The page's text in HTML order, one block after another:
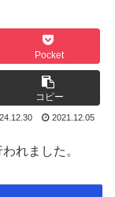
Pocket
コピー
2021.12.05
れました。